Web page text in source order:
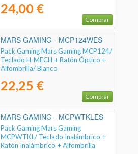
24,00 €
Comprar
MARS GAMING - MCP124WES
Pack Gaming Mars Gaming MCP124/
Teclado H-MECH + Ratón Óptico +
Alfombrilla/ Blanco
22,25 €
Comprar
MARS GAMING - MCPWTKLES
Pack Gaming Mars Gaming
MCPWTKL/ Teclado Inalámbrico +
Ratón Inalámbrico + Alfombrilla